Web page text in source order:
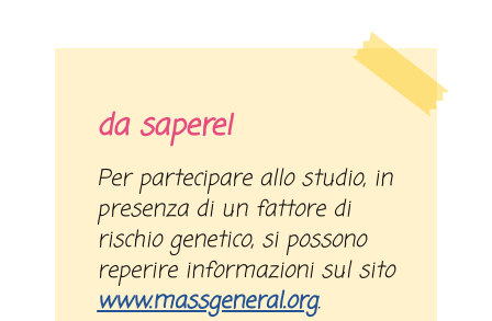
da sapere!
Per partecipare allo studio, in
presenza di un fattore di
rischio genetico, si possono
reperire informazioni sul sito
www.massgeneral.org.